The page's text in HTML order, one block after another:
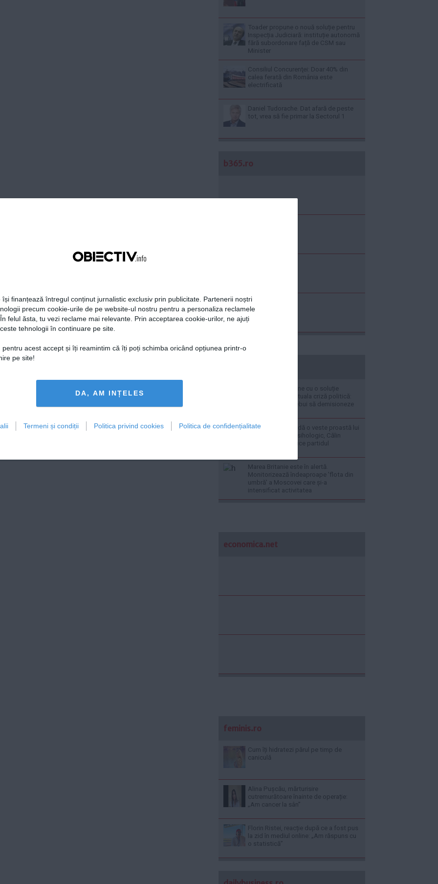
își finanțează întregul conținut jurnalistic exclusiv prin publicitate. Partenerii noștri
precum cookie-urile de pe website-ul nostru pentru a personaliza reclamele
felul ăsta, tu vezi reclame mai relevante. Prin acceptarea cookie-urilor, ne ajuți
tehnologii în continuare pe site.
pentru acest accept și îți reamintim că îți poți schimba oricând opțiunea printr-o
pe site!
DA, AM INȚELES
Termeni și condiții Politica privind cookies Politica de confidențialitate
Toader propune o nouă soluție pentru
Inspecția Judiciară: instituție autonomă
fără subordonare față de CSM sau
Minister
Consiliul Concurenţei: Doar 40% din
calea ferată din România este
electrificată
Daniel Tudorache. Dat afară de peste
tot, vrea să fie primar la Sectorul 1
b365.ro
Crin Antonescu vine cu o soluție
neașteptată la actuala criză politică:
Nicușor Dan ar trebui să demisioneze
Crin Antonescu îi dă o veste proastă lui
George Simion: Psihologic, Călin
Georgescu conduce partidul
Marea Britanie este în alertă.
Monitorizează îndeaproape 'flota din
umbră' a Moscovei care și-a
intensificat activitatea
economica.net
feminis.ro
Cum îți hidratezi părul pe timp de
caniculă
Alina Pușcău, mărturisire
cutremurătoare înainte de operație:
„Am cancer la sân”
Florin Ristei, reacție după ce a fost pus
la zid în mediul online: „Am răspuns cu
o statistică”